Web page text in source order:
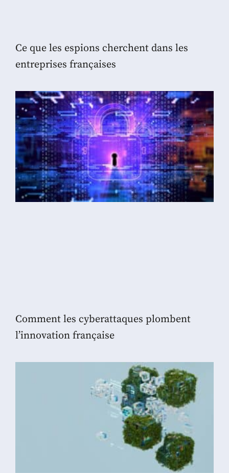
Ce que les espions cherchent dans les
entreprises françaises
Comment les cyberattaques plombent
l’innovation française